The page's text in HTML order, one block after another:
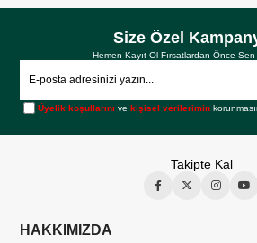
Size Özel
Hemen Kayıt Ol Fırsatlardan Önce
Üyelik koşullarını vekişisel verilerimin
Takipte Kal
HAKKIMIZDA